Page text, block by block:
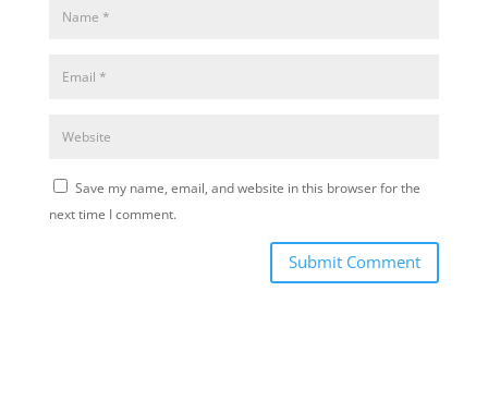
Save my name, email, and website in this browser for the
next time I comment.
Submit Comment